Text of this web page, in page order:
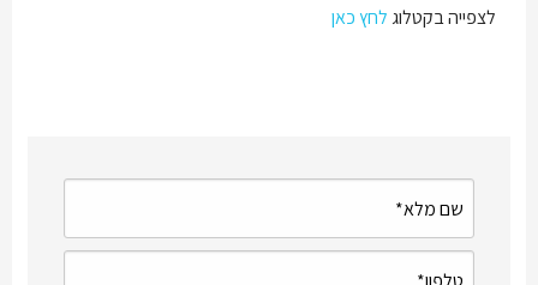
לצפייה בקטלוג לחץ כאן